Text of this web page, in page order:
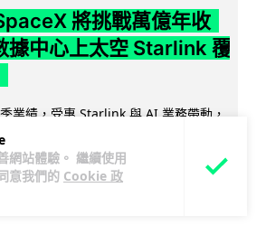
網站體驗。 繼續使用
意我們的 Cookie 政
將挑戰萬億年收
據中心上太空 Starlink 覆
業績，受惠 Starlink 與 AI 業務帶動，
至 78 億美元。行政總裁 Elon...